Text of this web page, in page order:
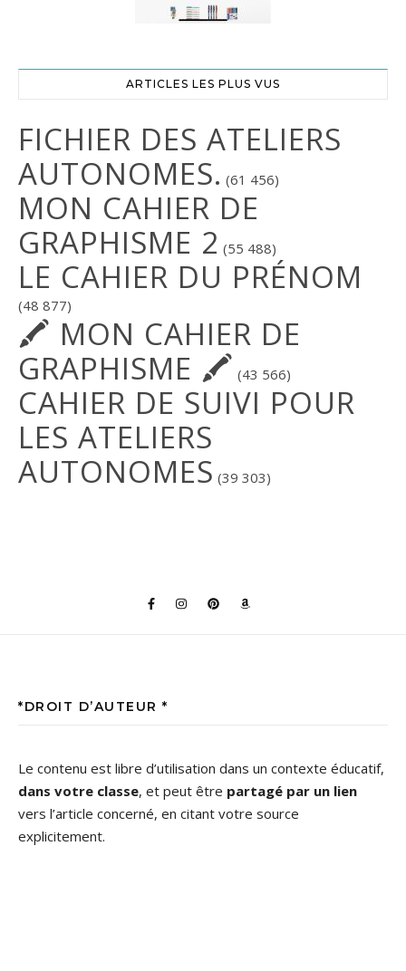
ARTICLES LES PLUS VUS
FICHIER DES ATELIERS
AUTONOMES. (61 456)
MON CAHIER DE
GRAPHISME 2 (55 488)
LE CAHIER DU PRÉNOM
(48 877)
🖍 MON CAHIER DE
GRAPHISME 🖍 (43 566)
CAHIER DE SUIVI POUR
LES ATELIERS
AUTONOMES (39 303)
*DROIT D’AUTEUR *
Le contenu est libre d’utilisation dans un contexte éducatif,
dans votre classe, et peut être partagé par un lien
vers l’article concerné, en citant votre source
explicitement.